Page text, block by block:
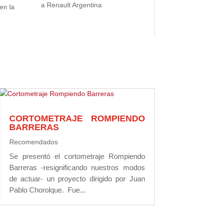
a Renault Argentina
CORTOMETRAJE ROMPIENDO
BARRERAS
Recomendados
Se presentó el cortometraje Rompiendo
Barreras -resignificando nuestros modos
de actuar- un proyecto dirigido por Juan
Pablo Chorolque. Fue...